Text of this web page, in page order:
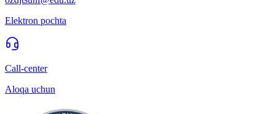
Elektron pochta
Call-center
Aloqa uchun